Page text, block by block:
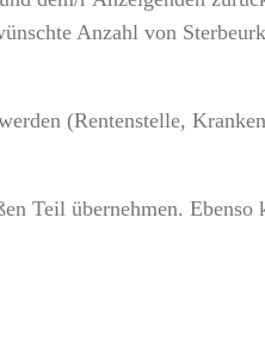
Anzahl von
(Rentenstelle,
Teil übernehmen. Ebenso